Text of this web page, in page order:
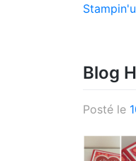
Blog
Posté le